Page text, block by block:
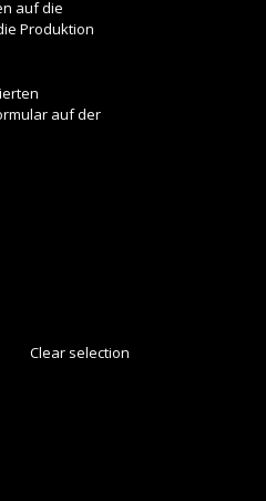
auf die
Produktion
auf der
Clear selection